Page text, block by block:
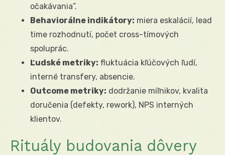
očakávania”.
Behaviorálne indikátory: miera eskalácií, lead
time rozhodnutí, počet cross-tímových
spoluprác.
Ľudské metriky: fluktuácia kľúčových ľudí,
interné transfery, absencie.
Outcome metriky: dodržanie míľnikov, kvalita
doručenia (defekty, rework), NPS interných
klientov.
Rituály budovania dôvery